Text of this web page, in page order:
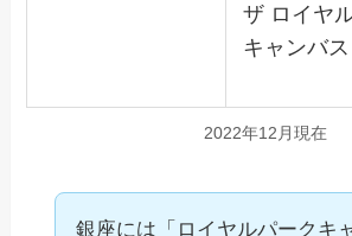
ザ ロイヤ
キャンバス
2022年12月現在
銀座には「ロイヤルパークキ